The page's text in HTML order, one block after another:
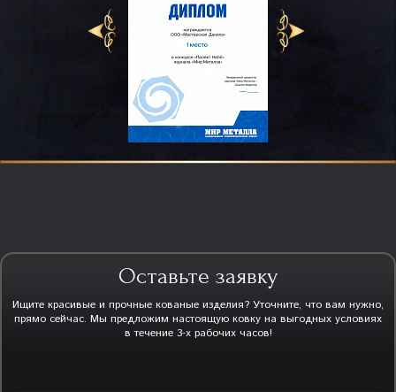
Оставьте заявку
Ищите красивые и прочные кованые изделия? Уточните, что вам нужно,
прямо сейчас. Мы предложим настоящую ковку на выгодных условиях
в течение 3-х рабочих часов!